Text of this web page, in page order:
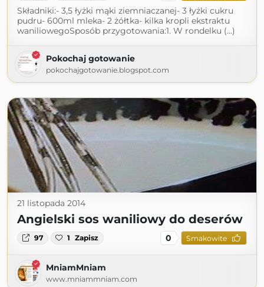
Składniki:- 3,5 łyżki mąki ziemniaczanej- 3 łyżki cukru
pudru- 600ml mleka- 2 żółtka- kilka kropli ekstraktu
waniliowegoSposób przygotowania:1. W rondelku (...)
Pokochaj gotowanie
pokochajgotowanie.blogspot.com
21 listopada 2014
Angielski sos waniliowy do deserów
97 1 Zapisz 0 Smakowite
MniamMniam
www.mniammniam.com